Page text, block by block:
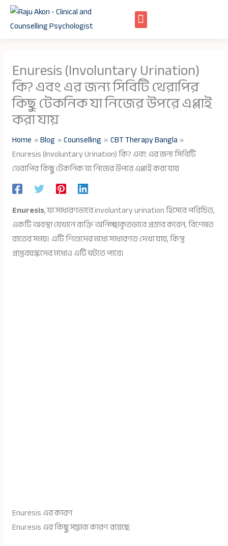
Skip
Enuresis (Involuntary Urination)
কি? এবং এর জন্য সিবিটি থেরাপির
কিছু টেকনিক যা নিজের উপরে এপ্লাই
করা যায়
Home Blog Counselling
CBT Therapy Bangla
Enuresis (Involuntary Urination) কি? এবং এর জন্য সিবিটি
থেরাপির কিছু টেকনিক যা নিজের উপরে এপ্লাই করা যায়
Enuresis, যা সাধারণভাবে involuntary urination হিসেবে পরিচিত,
একটি অবস্থা যেখানে ব্যক্তি অনিচ্ছাকৃতভাবে প্রস্রাব করেন, বিশেষত
রাতের সময়। এটি শিশুদের মধ্যে সাধারণত দেখা যায়, কিন্তু
প্রাপ্তবয়স্কদের মধ্যেও এটি ঘটতে পারে।
Enuresis এর কারণ
Enuresis এর কিছু সম্ভাব্য কারণ রয়েছে: